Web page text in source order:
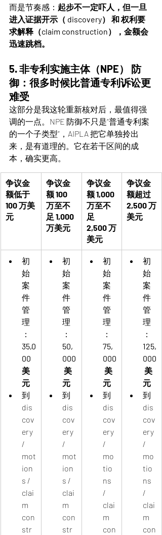
而是节奏感： 起步不一定吓人，但一旦
进入证据开示（ discovery） 和 权利要
求解释（claim construction），金额会
迅速跳档。
5. 非专利实施主体（NPE） 防
御：很多时候比普通专利诉讼更
难受
这部分是我这轮重新核对后，最值得强
调的一点。NPE 防御不只是“普通专利案
的一个子类型”，AIPLA 把它单独拎出
来，是有道理的。它在若干区间的成
本，确实更高。
争议金
额低于
100 万美
元
争议金
额 100
万至不
足 1,000
万美元
争议金
额 1,000
万至不
足
2,500 万
美元
争议金
额超过
2,500 万
美元
初
始
案
件
管
理
：
35,0
00
美
元
到
dis
cov
ery
/
mot
ion
s /
clai
m
con
str
初
始
案
件
管
理
：
50,
000
美
元
到
dis
cov
ery
/
mot
ion
s /
clai
m
con
str
初
始
案
件
管
理
：
75,
000
美
元
到
dis
cov
ery
/
mo
tio
ns
/
clai
m
con
初
始
案
件
管
理
：
125,
000
美
元
到
dis
cov
ery
/
mo
tio
ns
/
clai
m
con